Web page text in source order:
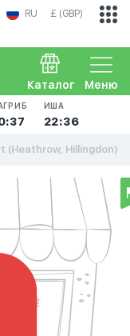
RU £ (GBP)
Меню
Каталог
ИША
22:36
(Heathrow, Hillingdon)